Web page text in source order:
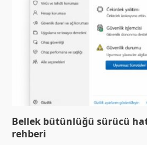
Bellek bütünlüğü sürücü
rehberi